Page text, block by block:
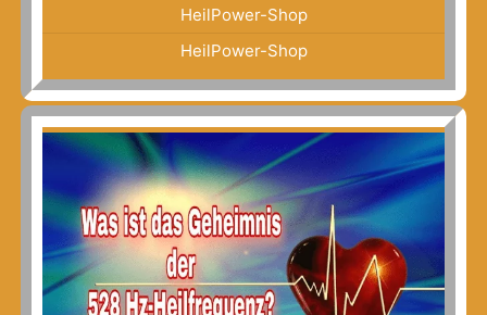
HeilPower-Shop
HeilPower-Shop